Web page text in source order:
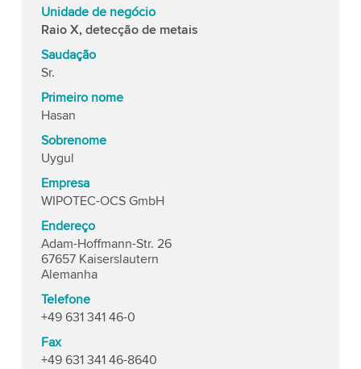
Unidade de negócio
Raio X, detecção de metais
Saudação
Sr.
Primeiro nome
Hasan
Sobrenome
Uygul
Empresa
WIPOTEC-OCS GmbH
Endereço
Adam-Hoffmann-Str. 26
67657 Kaiserslautern
Alemanha
Telefone
+49 631 341 46-0
Fax
+49 631 341 46-8640